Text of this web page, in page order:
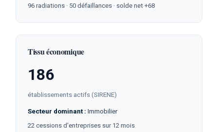
96 radiations · 50 défaillances · solde net +68
Tissu économique
186
établissements actifs (SIRENE)
Secteur dominant : Immobilier
22 cessions d'entreprises sur 12 mois